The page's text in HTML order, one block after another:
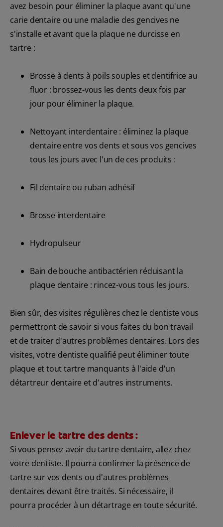
avez besoin pour éliminer la plaque avant qu'une
carie dentaire ou une maladie des gencives ne
s'installe et avant que la plaque ne durcisse en
tartre :
Brosse à dents à poils souples et dentifrice au
fluor : brossez-vous les dents deux fois par
jour pour éliminer la plaque.
Nettoyant interdentaire : éliminez la plaque
dentaire entre vos dents et sous vos gencives
tous les jours avec l'un de ces produits :
Fil dentaire ou ruban adhésif
Brosse interdentaire
Hydropulseur
Bain de bouche antibactérien réduisant la
plaque dentaire : rincez-vous tous les jours.
Bien sûr, des visites régulières chez le dentiste vous
permettront de savoir si vous faites du bon travail
et de traiter d'autres problèmes dentaires. Lors des
visites, votre dentiste qualifié peut éliminer toute
plaque et tout tartre manquants à l'aide d'un
détartreur dentaire et d'autres instruments.
Enlever le tartre des dents :
Si vous pensez avoir du tartre dentaire, allez chez
votre dentiste. Il pourra confirmer la présence de
tartre sur vos dents ou d'autres problèmes
dentaires devant être traités. Si nécessaire, il
pourra procéder à un détartrage en toute sécurité.